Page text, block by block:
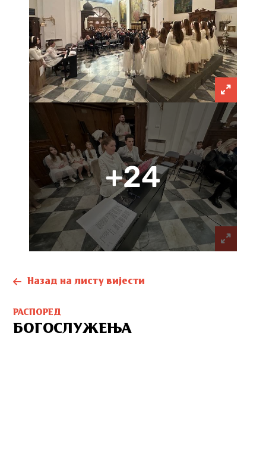
+24
Назад на листу вијести
РАСПОРЕД
БОГОСЛУЖЕЊА